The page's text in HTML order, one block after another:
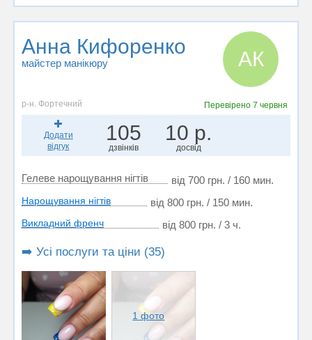
Анна Кифоренко
майстер манікюру АК
р-н. Фортечний Перевірено 7 червня
Додати
відгук
105
дзвінків
10 р.
досвід
Гелеве нарощування нігтів від 700 грн. / 160 мин.
Нарощування нігтів від 800 грн. / 150 мин.
Викладний френч від 800 грн. / 3 ч.
➡️ Усі послуги та ціни (35)
1 фото